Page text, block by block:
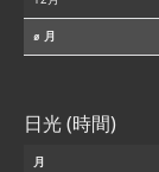
⌀ 月
日光 (時間)
月